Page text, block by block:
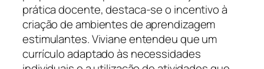
prática docente, destaca-se o incentivo à
criação de ambientes de aprendizagem
estimulantes. Viviane entendeu que um
currículo adaptado às necessidades